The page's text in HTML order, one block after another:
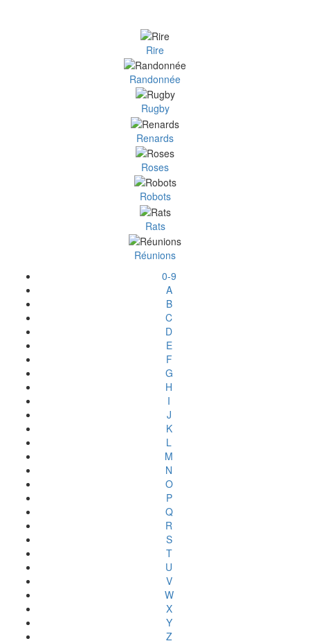
Rire
Randonnée
Rugby
Renards
Roses
Robots
Rats
Réunions
0-9
A
B
C
D
E
F
G
H
I
J
K
L
M
N
O
P
Q
R
S
T
U
V
W
X
Y
Z